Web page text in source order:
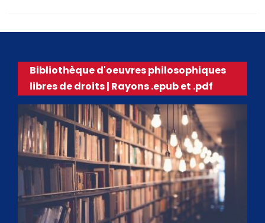
Bibliothèque d'oeuvres philosophiques
libres de droits | Rayons .epub et .pdf